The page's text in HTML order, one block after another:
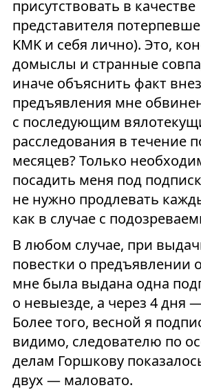
присутствовать в качестве
представителя
KMK и себя лично). Это,
домыслы и странные
иначе объяснить факт
предъявления мне
с последующим
расследования в течение
месяцев? Только
посадить меня под
не нужно продлевать
как в случае с
В любом случае, при
повестки о предъявлении
мне была выдана одна
о невыезде, а через 4 дня
Более того, весной я
видимо, следователю по
делам Горшкову
двух — маловато.